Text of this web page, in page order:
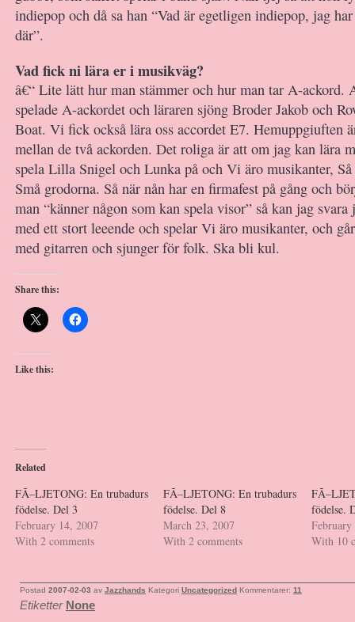
indiepop och då sa han “Vad är egetligen indiepop, jag
där”.
Vad fick ni lära er i musikväg?
â€“ Lite lätt hur man stämmer och hur man tar A-ackord.
spelade A-ackordet och läraren sjöng Broder Jakob och
Boat. Vi fick också lära oss accordet E7. Hemuppgiuften
mellan de två ackorden. Det roliga är att om jag kan lära
spela Lilla Snigel och Lunka på och Vi äro musikanter,
Små grodorna. Så när nån har en firmafest på gång och
man “känner någon som kan spela visor” så kan jag
med ett stort leeende och spelar Vi äro musikanter, och
med gitarren och sjunger för folk. Ska bli kul.
Share this:
Like this:
Related
FÃ–LJETONG: En trubadurs
födelse. Del 3
February 14, 2007
With 2 comments
FÃ–LJETONG: En trubadurs
födelse. Del 8
March 23, 2007
With 2 comments
födelse.
With 10
Postad 2007-02-03 av Jazzhands Kategori Uncategorized Kommentarer: 11
Etiketter None